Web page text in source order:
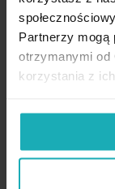
Partnerzy mogą
otrzymanymi od
korzystania z ich